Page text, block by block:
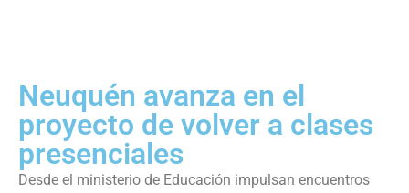
Neuquén avanza en el
proyecto de volver a clases
presenciales
Desde el ministerio de Educación impulsan encuentros